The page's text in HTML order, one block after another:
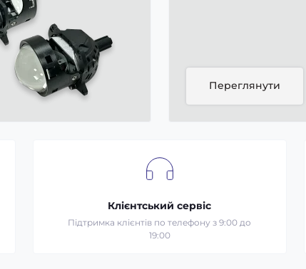
Переглянути
Клієнтський сервіс
Підтримка клієнтів по телефону з 9:00 до
19:00